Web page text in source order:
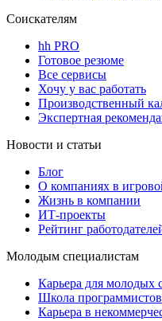
Соискателям
hh PRO
Готовое резюме
Все сервисы
Хочу у вас работать
Производственный
Экспертная
Новости и статьи
Блог
О компаниях в
Жизнь в компании
ИТ-проекты
Рейтинг
Молодым специалистам
Карьера для молодых
Школа программистов
Карьера в